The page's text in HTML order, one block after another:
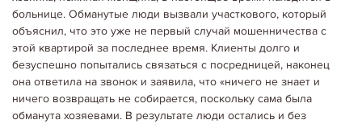
больнице. Обманутые люди вызвали участкового, который
объяснил, что это уже не первый случай мошенничества с
этой квартирой за последнее время. Клиенты долго и
безуспешно попытались связаться с посредницей, наконец
она ответила на звонок и заявила, что «ничего не знает и
ничего возвращать не собирается, поскольку сама была
обманута хозяевами. В результате люди остались и без